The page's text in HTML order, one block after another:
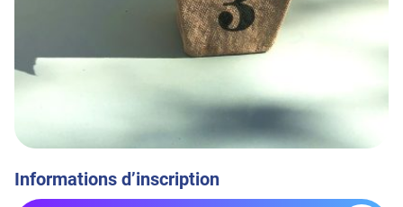
Informations d’inscription